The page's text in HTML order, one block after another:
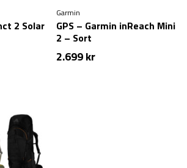
2 Solar
Garmin
GPS – Garmin inReach Mini
2 – Sort
2.699kr